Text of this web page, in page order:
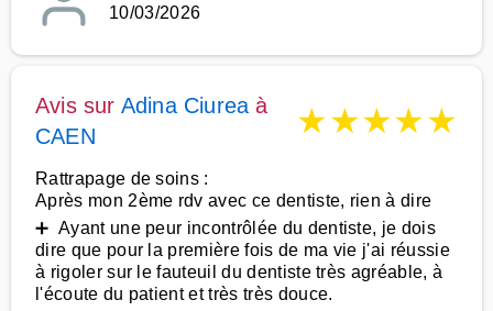
10/03/2026
Avis sur Adina Ciurea à
CAEN
★★★★★
Rattrapage de soins :
Après mon 2ème rdv avec ce dentiste, rien à dire
➕ Ayant une peur incontrôlée du dentiste, je dois
dire que pour la première fois de ma vie j'ai réussie
à rigoler sur le fauteuil du dentiste très agréable, à
l'écoute du patient et très très douce.